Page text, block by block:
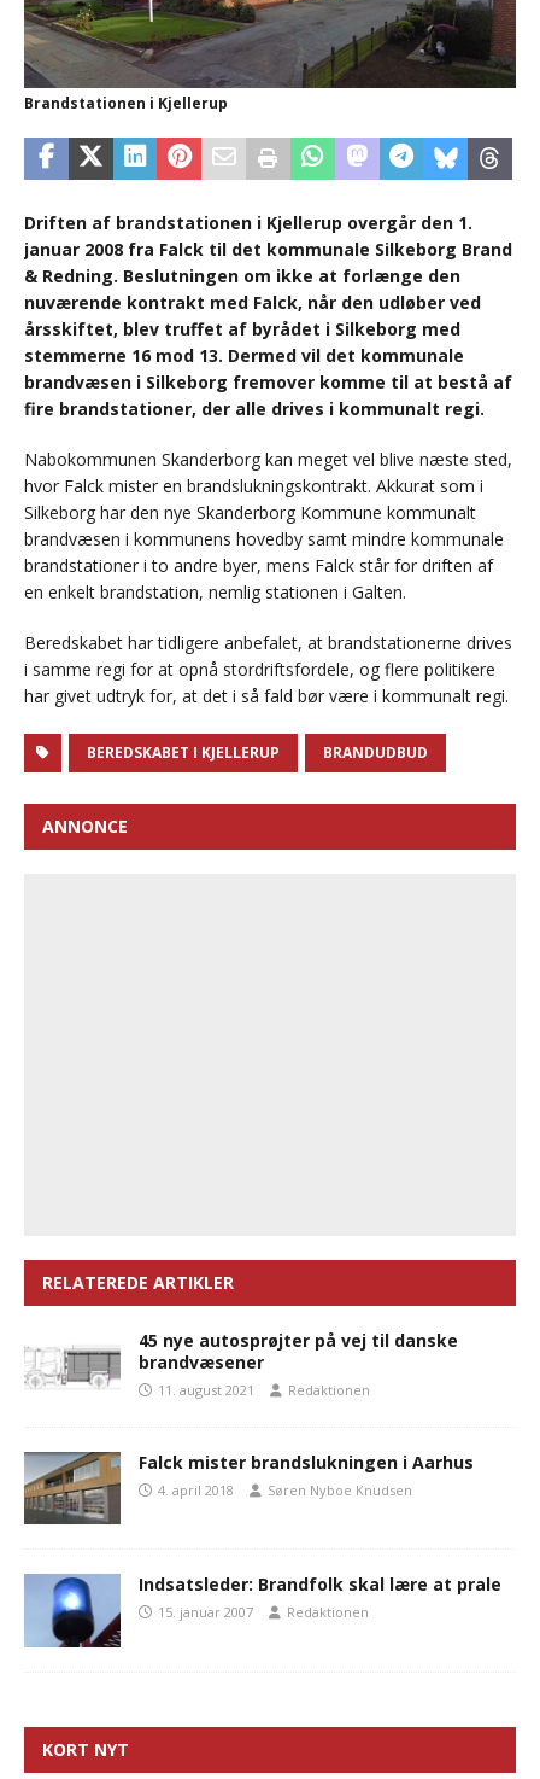
Brandstationen i Kjellerup
Driften af brandstationen i Kjellerup overgår den 1.
januar 2008 fra Falck til det kommunale Silkeborg Brand
& Redning. Beslutningen om ikke at forlænge den
nuværende kontrakt med Falck, når den udløber ved
årsskiftet, blev truffet af byrådet i Silkeborg med
stemmerne 16 mod 13. Dermed vil det kommunale
brandvæsen i Silkeborg fremover komme til at bestå af
fire brandstationer, der alle drives i kommunalt regi.
Nabokommunen Skanderborg kan meget vel blive næste sted,
hvor Falck mister en brandslukningskontrakt. Akkurat som i
Silkeborg har den nye Skanderborg Kommune kommunalt
brandvæsen i kommunens hovedby samt mindre kommunale
brandstationer i to andre byer, mens Falck står for driften af
en enkelt brandstation, nemlig stationen i Galten.
Beredskabet har tidligere anbefalet, at brandstationerne drives
i samme regi for at opnå stordriftsfordele, og flere politikere
har givet udtryk for, at det i så fald bør være i kommunalt regi.
BEREDSKABET I KJELLERUP BRANDUDBUD
ANNONCE
RELATEREDE ARTIKLER
45 nye autosprøjter på vej til danske
brandvæsener
11. august 2021 Redaktionen
Falck mister brandslukningen i Aarhus
4. april 2018 Søren Nyboe Knudsen
Indsatsleder: Brandfolk skal lære at prale
15. januar 2007 Redaktionen
KORT NYT